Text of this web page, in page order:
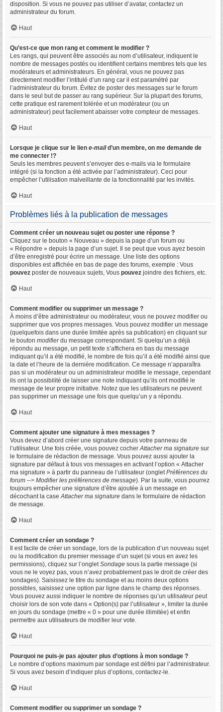
disposition. Si vous ne pouvez pas utiliser d’avatar, contactez un
administrateur du forum.
Haut
Qu’est-ce que mon rang et comment le modifier ?
Les rangs, qui peuvent être associés au nom d’utilisateur, indiquent le
nombre de messages postés ou identifient certains membres tels que les
modérateurs et administrateurs. En général, vous ne pouvez pas
directement modifier l’intitulé d’un rang car il est paramétré par
l’administrateur du forum. Évitez de poster des messages sur le forum
dans le seul but de passer au rang supérieur. Sur la plupart des forums,
cette pratique est rarement tolérée et un modérateur (ou un
administrateur) peut facilement abaisser votre compteur de messages.
Haut
Lorsque je clique sur le lien e-maild’un membre, on me demande de
me connecter !?
Seuls les membres peuvent s’envoyer des e-mails via le formulaire
intégré (si la fonction a été activée par l’administrateur). Ceci pour
empêcher l’utilisation malveillante de la fonctionnalité par les invités.
Haut
Problèmes liés à la publication de messages
Comment créer un nouveau sujet ou poster une réponse ?
Cliquez sur le bouton « Nouveau » depuis la page d’un forum ou
« Répondre » depuis la page d’un sujet. Il se peut que vous ayez besoin
d’être enregistré pour écrire un message. Une liste des options
disponibles est affichée en bas de page des forums, exemple : Vous
pouvez poster de nouveaux sujets, Vous pouvez joindre des fichiers, etc.
Haut
Comment modifier ou supprimer un message ?
À moins d’être administrateur ou modérateur, vous ne pouvez modifier ou
supprimer que vos propres messages. Vous pouvez modifier un message
(quelquefois dans une durée limitée après sa publication) en cliquant sur
le bouton modifierdu message correspondant. Si quelqu’un a déjà
répondu au message, un petit texte s’affichera en bas du message
indiquant qu’il a été modifié, le nombre de fois qu’il a été modifié ainsi que
la date et l’heure de la dernière modification. Ce message n’apparaîtra
pas si un modérateur ou un administrateur modifie le message, cependant
ils ont la possibilité de laisser une note indiquant qu’ils ont modifié le
message de leur propre initiative. Notez que les utilisateurs ne peuvent
pas supprimer un message une fois que quelqu’un y a répondu.
Haut
Comment ajouter une signature à mes messages ?
Vous devez d’abord créer une signature depuis votre panneau de
l’utilisateur. Une fois créée, vous pouvez cocherAttacher ma signature sur
le formulaire de rédaction de message. Vous pouvez aussi ajouter la
signature par défaut à tous vos messages en activant l’option « Attacher
ma signature » à partir du panneau de l’utilisateur (ongletPréférences du
forum --> Modifier les préférences de message). Par la suite, vous pourrez
toujours empêcher une signature d’être ajoutée à un message en
décochant la caseAttacher ma signature dans le formulaire de rédaction
de message.
Haut
Comment créer un sondage ?
Il est facile de créer un sondage, lors de la publication d’un nouveau sujet
ou la modification du premier message d’un sujet (si vous en avez les
permissions), cliquez sur l’ongletSondage sous la partie message (si
vous ne le voyez pas, vous n’avez probablement pas le droit de créer des
sondages). Saisissez le titre du sondage et au moins deux options
possibles, saisissez une option par ligne dans le champ des réponses.
Vous pouvez aussi indiquer le nombre de réponses qu’un utilisateur peut
choisir lors de son vote dans « Option(s) par l’utilisateur », limiter la durée
en jours du sondage (mettre « 0 » pour une durée illimitée) et enfin
permettre aux utilisateurs de modifier leur vote.
Haut
Pourquoi ne puis-je pas ajouter plus d’options à mon sondage ?
Le nombre d’options maximum par sondage est défini par l’administrateur.
Si vous avez besoin d’indiquer plus d’options, contactez-le.
Haut
Comment modifier ou supprimer un sondage ?